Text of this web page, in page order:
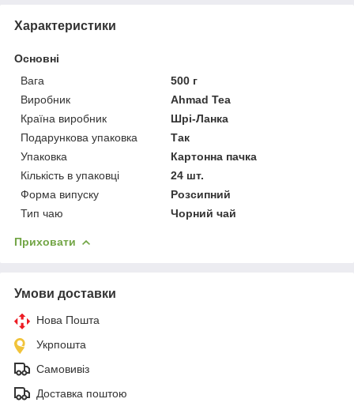
Характеристики
Основні
Вага
500 г
Виробник
Ahmad Tea
Країна виробник
Шрі-Ланка
Подарункова упаковка
Так
Упаковка
Картонна пачка
Кількість в упаковці
24 шт.
Форма випуску
Розсипний
Тип чаю
Чорний чай
Приховати
Умови доставки
Нова Пошта
Укрпошта
Самовивіз
Доставка поштою